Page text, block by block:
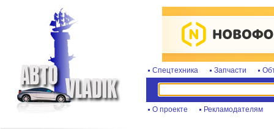
Спецтехника Запчасти
О проекте Рекламодателям